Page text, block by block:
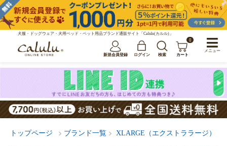
犬服・ドッグウェア・犬用ベッド・ペット用品ブランド通販サイト「Calulu(カルル)」
新規会員登録 ログイン 検索
0
カート
トップページ ブランド一覧 XLARGE（エクストララージ）
メニュー